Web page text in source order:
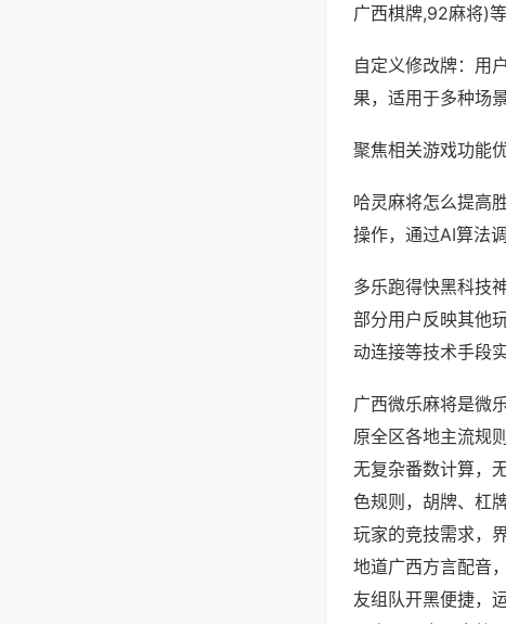
广西棋牌,92麻将)
自定义修改牌：用
果，适用于多种场
聚焦相关游戏功能
哈灵麻将怎么提高
操作，通过AI算法
多乐跑得快黑科技
部分用户反映其他
动连接等技术手段
广西微乐麻将是微
原全区各地主流规
无复杂番数计算，
色规则，胡牌、杠
玩家的竞技需求，
地道广西方言配音
友组队开黑便捷，